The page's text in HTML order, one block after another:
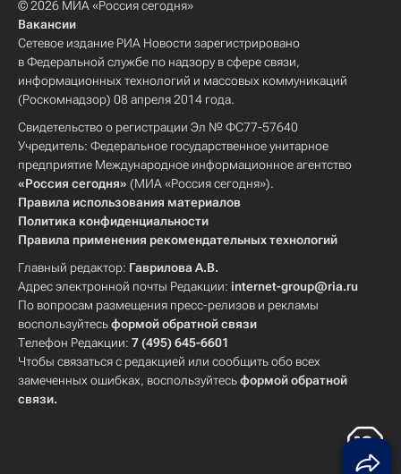
© 2026 МИА «Россия сегодня»
Вакансии
Сетевое издание РИА Новости зарегистрировано
в Федеральной службе по надзору в сфере связи,
информационных технологий и массовых коммуникаций
(Роскомнадзор) 08 апреля 2014 года.
Свидетельство о регистрации Эл № ФС77-57640
Учредитель: Федеральное государственное унитарное
предприятие Международное информационное агентство
«Россия сегодня» (МИА «Россия сегодня»).
Правила использования материалов
Политика конфиденциальности
Правила применения рекомендательных технологий
Главный редактор: Гаврилова А.В.
Адрес электронной почты Редакции: internet-group@ria.ru
По вопросам размещения пресс-релизов и рекламы
воспользуйтесьформой обратной связи
Телефон Редакции: 7 (495) 645-6601
Чтобы связаться с редакцией или сообщить обо всех
замеченных ошибках, воспользуйтесьформой обратной
связи.